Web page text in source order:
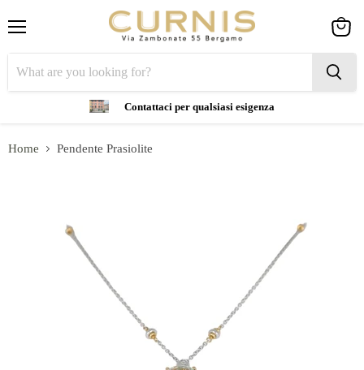
Contattaci per qualsiasi esigenza
cart
Home Pendente Prasiolite